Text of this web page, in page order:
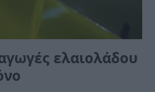
ελαιολάδου